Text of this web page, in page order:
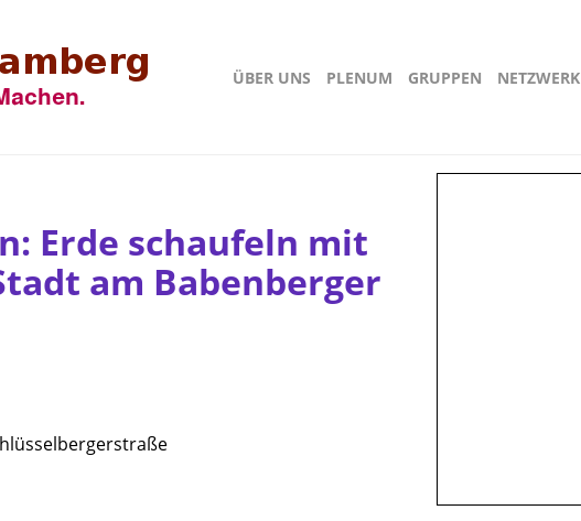
ÜBER UNS PLENUM GRUPPEN NETZWERK
Erde schaufeln mit
am Babenberger